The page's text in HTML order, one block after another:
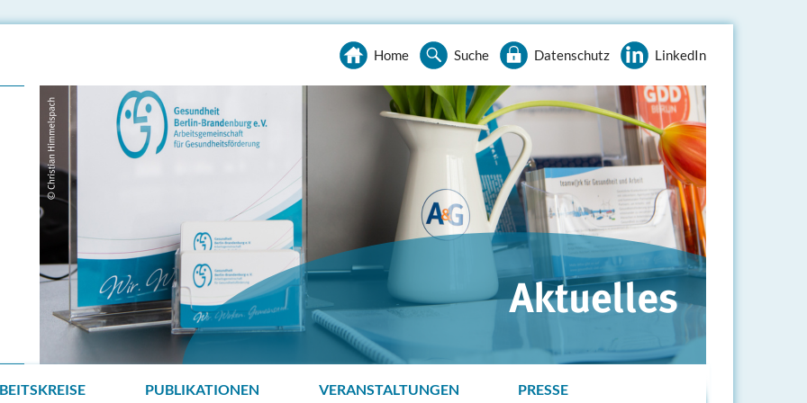
Home Suche Datenschutz LinkedIn
PUBLIKATIONEN VERANSTALTUNGEN PRESSE